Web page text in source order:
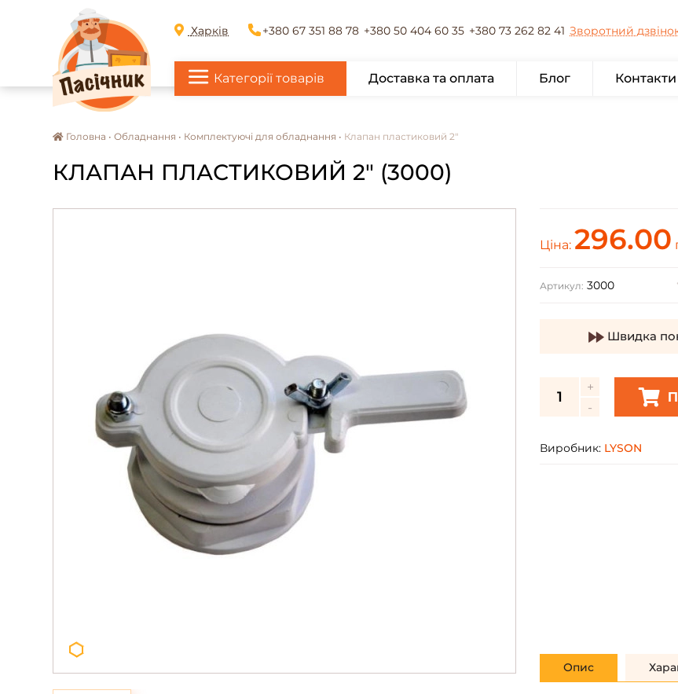
Харків +380 67 351 88 78 +380 50 404 60 35 +380 73 262 82 41 Зворотний
Категорії товарів Доставка та оплата Блог Контакти
Головна • Обладнання • Комплектуючі для обладнання • Клапан пластиковий 2"
КЛАПАН ПЛАСТИКОВИЙ 2" (3000)
Ціна: 296.00
Артикул: 3000
Швидка
Виробник: LYSON
Опис